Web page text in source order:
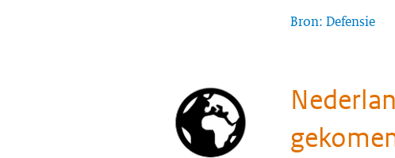
Bron: Defensie